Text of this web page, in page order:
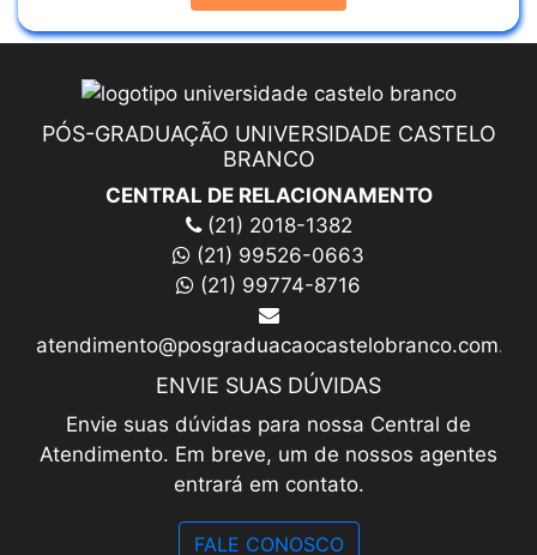
PÓS-GRADUAÇÃO UNIVERSIDADE CASTELO
BRANCO
CENTRAL DE RELACIONAMENTO
(21) 2018-1382
(21) 99526-0663
(21) 99774-8716
atendimento@posgraduacaocastelobranco.com.br
ENVIE SUAS DÚVIDAS
Envie suas dúvidas para nossa Central de
Atendimento. Em breve, um de nossos agentes
entrará em contato.
FALE CONOSCO